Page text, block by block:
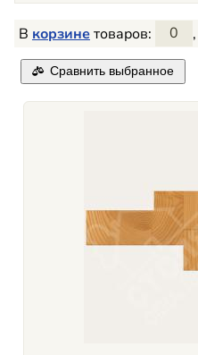
В корзинетоваров: 0
Сравнить выбранное